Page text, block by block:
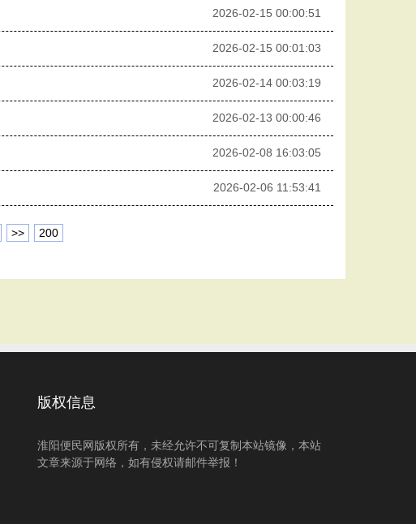
2026-02-15 00:00:51
2026-02-15 00:01:03
2026-02-14 00:03:19
2026-02-13 00:00:46
2026-02-08 16:03:05
2026-02-06 11:53:41
>> 200
版权信息
淮阳便民网版权所有，未经允许不可复制本站镜像，本站
文章来源于网络，如有侵权请邮件举报！